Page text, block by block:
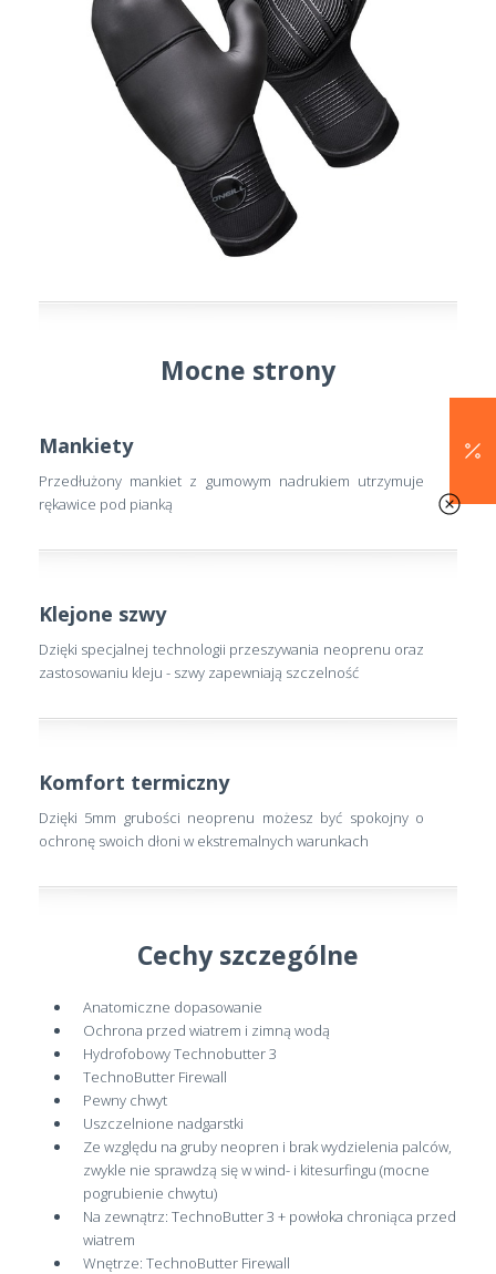
Mocne strony
Mankiety
Przedłużony mankiet z gumowym nadrukiem utrzymuje
rękawice pod pianką
Klejone szwy
Dzięki specjalnej technologii przeszywania neoprenu oraz
zastosowaniu kleju - szwy zapewniają szczelność
Komfort termiczny
Dzięki 5mm grubości neoprenu możesz być spokojny o
ochronę swoich dłoni w ekstremalnych warunkach
Cechy szczególne
Anatomiczne dopasowanie
Ochrona przed wiatrem i zimną wodą
Hydrofobowy Technobutter 3
TechnoButter Firewall
Pewny chwyt
Uszczelnione nadgarstki
Ze względu na gruby neopren i brak wydzielenia palców,
zwykle nie sprawdzą się w wind- i kitesurfingu (mocne
pogrubienie chwytu)
Na zewnątrz: TechnoButter 3 + powłoka chroniąca przed
wiatrem
Wnętrze: TechnoButter Firewall